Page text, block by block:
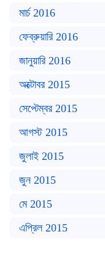
মার্চ 2016
ফেব্রুয়ারি 2016
জানুয়ারি 2016
অক্টোবর 2015
সেপ্টেম্বর 2015
আগস্ট 2015
জুলাই 2015
জুন 2015
মে 2015
এপ্রিল 2015